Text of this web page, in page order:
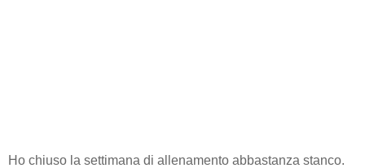
Ho chiuso la settimana di allenamento abbastanza stanco.